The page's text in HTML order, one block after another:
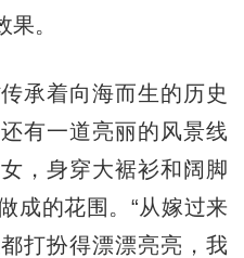
。
着向海而生的历史
有一道亮丽的风景线
，身穿大裾衫和阔脚
成的花围。“从嫁过来
打扮得漂漂亮亮，我